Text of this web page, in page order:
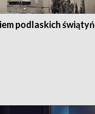
podlaskich świątyń